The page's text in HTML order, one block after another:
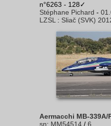
n°6263 - 128✓
Stéphane Pichard -
LZSL : Sliač (SVK)
Aermacchi MB-339A/
sn: MM54514 / 6